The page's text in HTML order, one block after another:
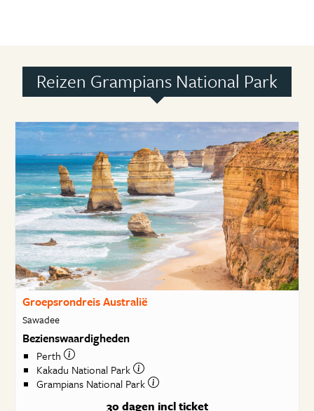
Reizen Grampians National Park
Groepsrondreis Australië
Sawadee
Bezienswaardigheden
Perth
Kakadu National Park
Grampians National Park
30 dagen incl ticket